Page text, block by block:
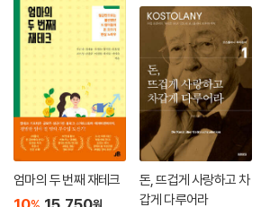
● 3. 버핏은 왜 그토록 애플을 사랑하는가
2021년 현재 애플의 시가총액은 우리나라 전
다 합친 것보다 크다. 이 장은 미국 시가총액 1위
규모에 버금가는 성공을 거둔 IT 기업 애플의 강
대폰을 단순한 전화기에서 삶의 일부로 끌어올
일까. 더 커질 수 없을 만큼 이미 성장한 애플에
발견했을까.
● 4. 데이터 경제는 ‘4차 산업혁명 시대의 석유’
엄마의 두 번째 재테크
돈, 뜨겁게 사랑하고 차
갑게 다루어라